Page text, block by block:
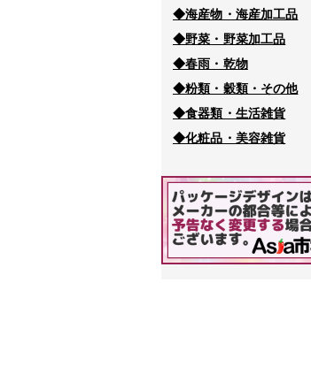
◆海産物・海産加工品
◆野菜・野菜加工品
◆春雨・乾物
◆粉類・穀類・その他
◆食器類・生活雑貨
◆化粧品・美容雑貨